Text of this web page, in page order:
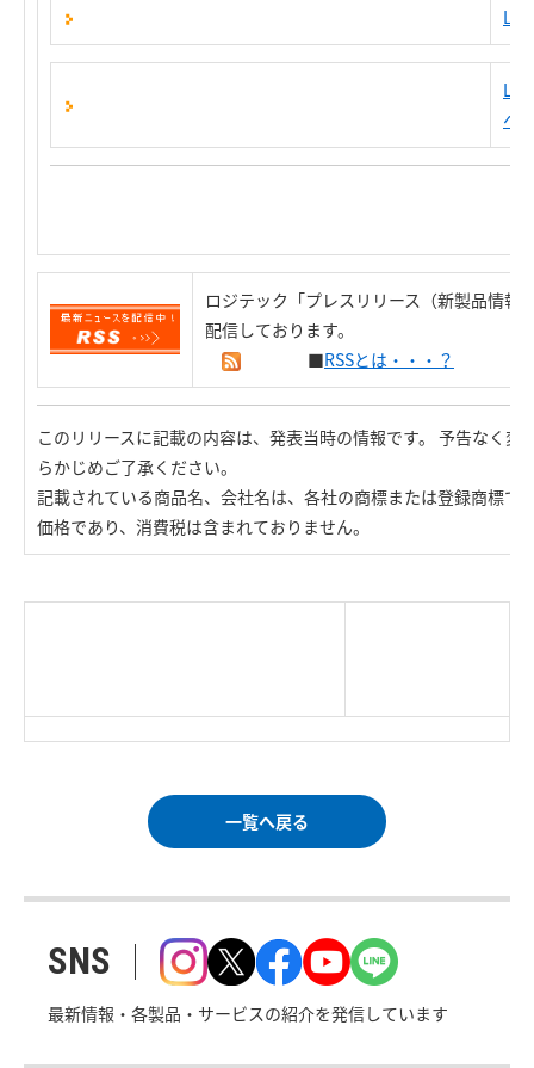
へ
ロジテック「プレスリリース（新製品情報
配信しております。
■RSSとは・・・？
このリリースに記載の内容は、発表当時の情報です。 予告なく変
らかじめご了承ください。
記載されている商品名、会社名は、各社の商標または登録商標で
価格であり、消費税は含まれておりません。
一覧へ戻る
SNS
最新情報・各製品・サービスの紹介を発信しています